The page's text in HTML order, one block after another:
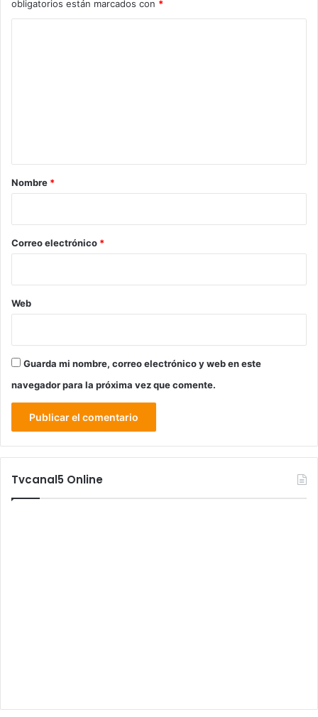
obligatorios están marcados con *
r
*
Nombre *
Correo electrónico *
Web
Guarda mi nombre, correo electrónico y web en este
navegador para la próxima vez que comente.
Tvcanal5 Online